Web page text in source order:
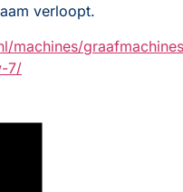
verloopt.
machines/
7/